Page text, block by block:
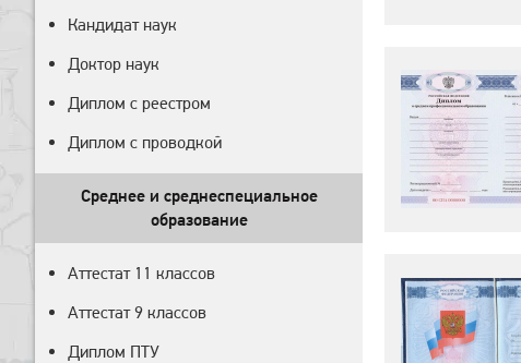
Кандидат наук
Доктор наук
Диплом с реестром
Диплом с проводкой
Среднее и среднеспециальное
образование
Аттестат 11 классов
Аттестат 9 классов
Диплом ПТУ